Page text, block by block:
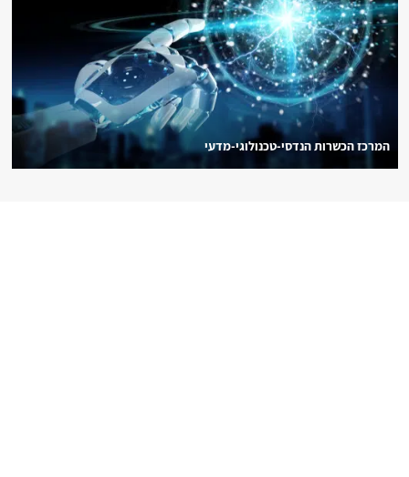
המרכז הכשרות הנדסי-טכנולוגי-מדעי